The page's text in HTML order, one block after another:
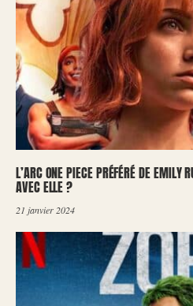
L’ARC ONE PIECE PRÉFÉRÉ DE EMILY
AVEC ELLE ?
21 janvier 2024